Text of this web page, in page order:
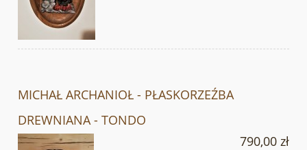
MICHAŁ ARCHANIOŁ - PŁASKORZEŹBA
DREWNIANA - TONDO
790,00 zł